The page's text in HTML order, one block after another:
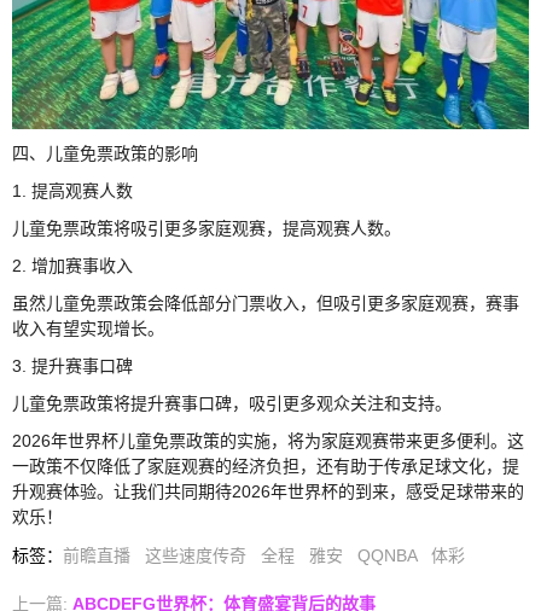
四、儿童免票政策的影响
1. 提高观赛人数
儿童免票政策将吸引更多家庭观赛，提高观赛人数。
2. 增加赛事收入
虽然儿童免票政策会降低部分门票收入，但吸引更多家庭观赛，赛事
收入有望实现增长。
3. 提升赛事口碑
儿童免票政策将提升赛事口碑，吸引更多观众关注和支持。
2026年世界杯儿童免票政策的实施，将为家庭观赛带来更多便利。这
一政策不仅降低了家庭观赛的经济负担，还有助于传承足球文化，提
升观赛体验。让我们共同期待2026年世界杯的到来，感受足球带来的
欢乐！
标签： 前瞻直播 这些速度传奇 全程 雅安 QQNBA 体彩
上一篇: ABCDEFG世界杯：体育盛宴背后的故事